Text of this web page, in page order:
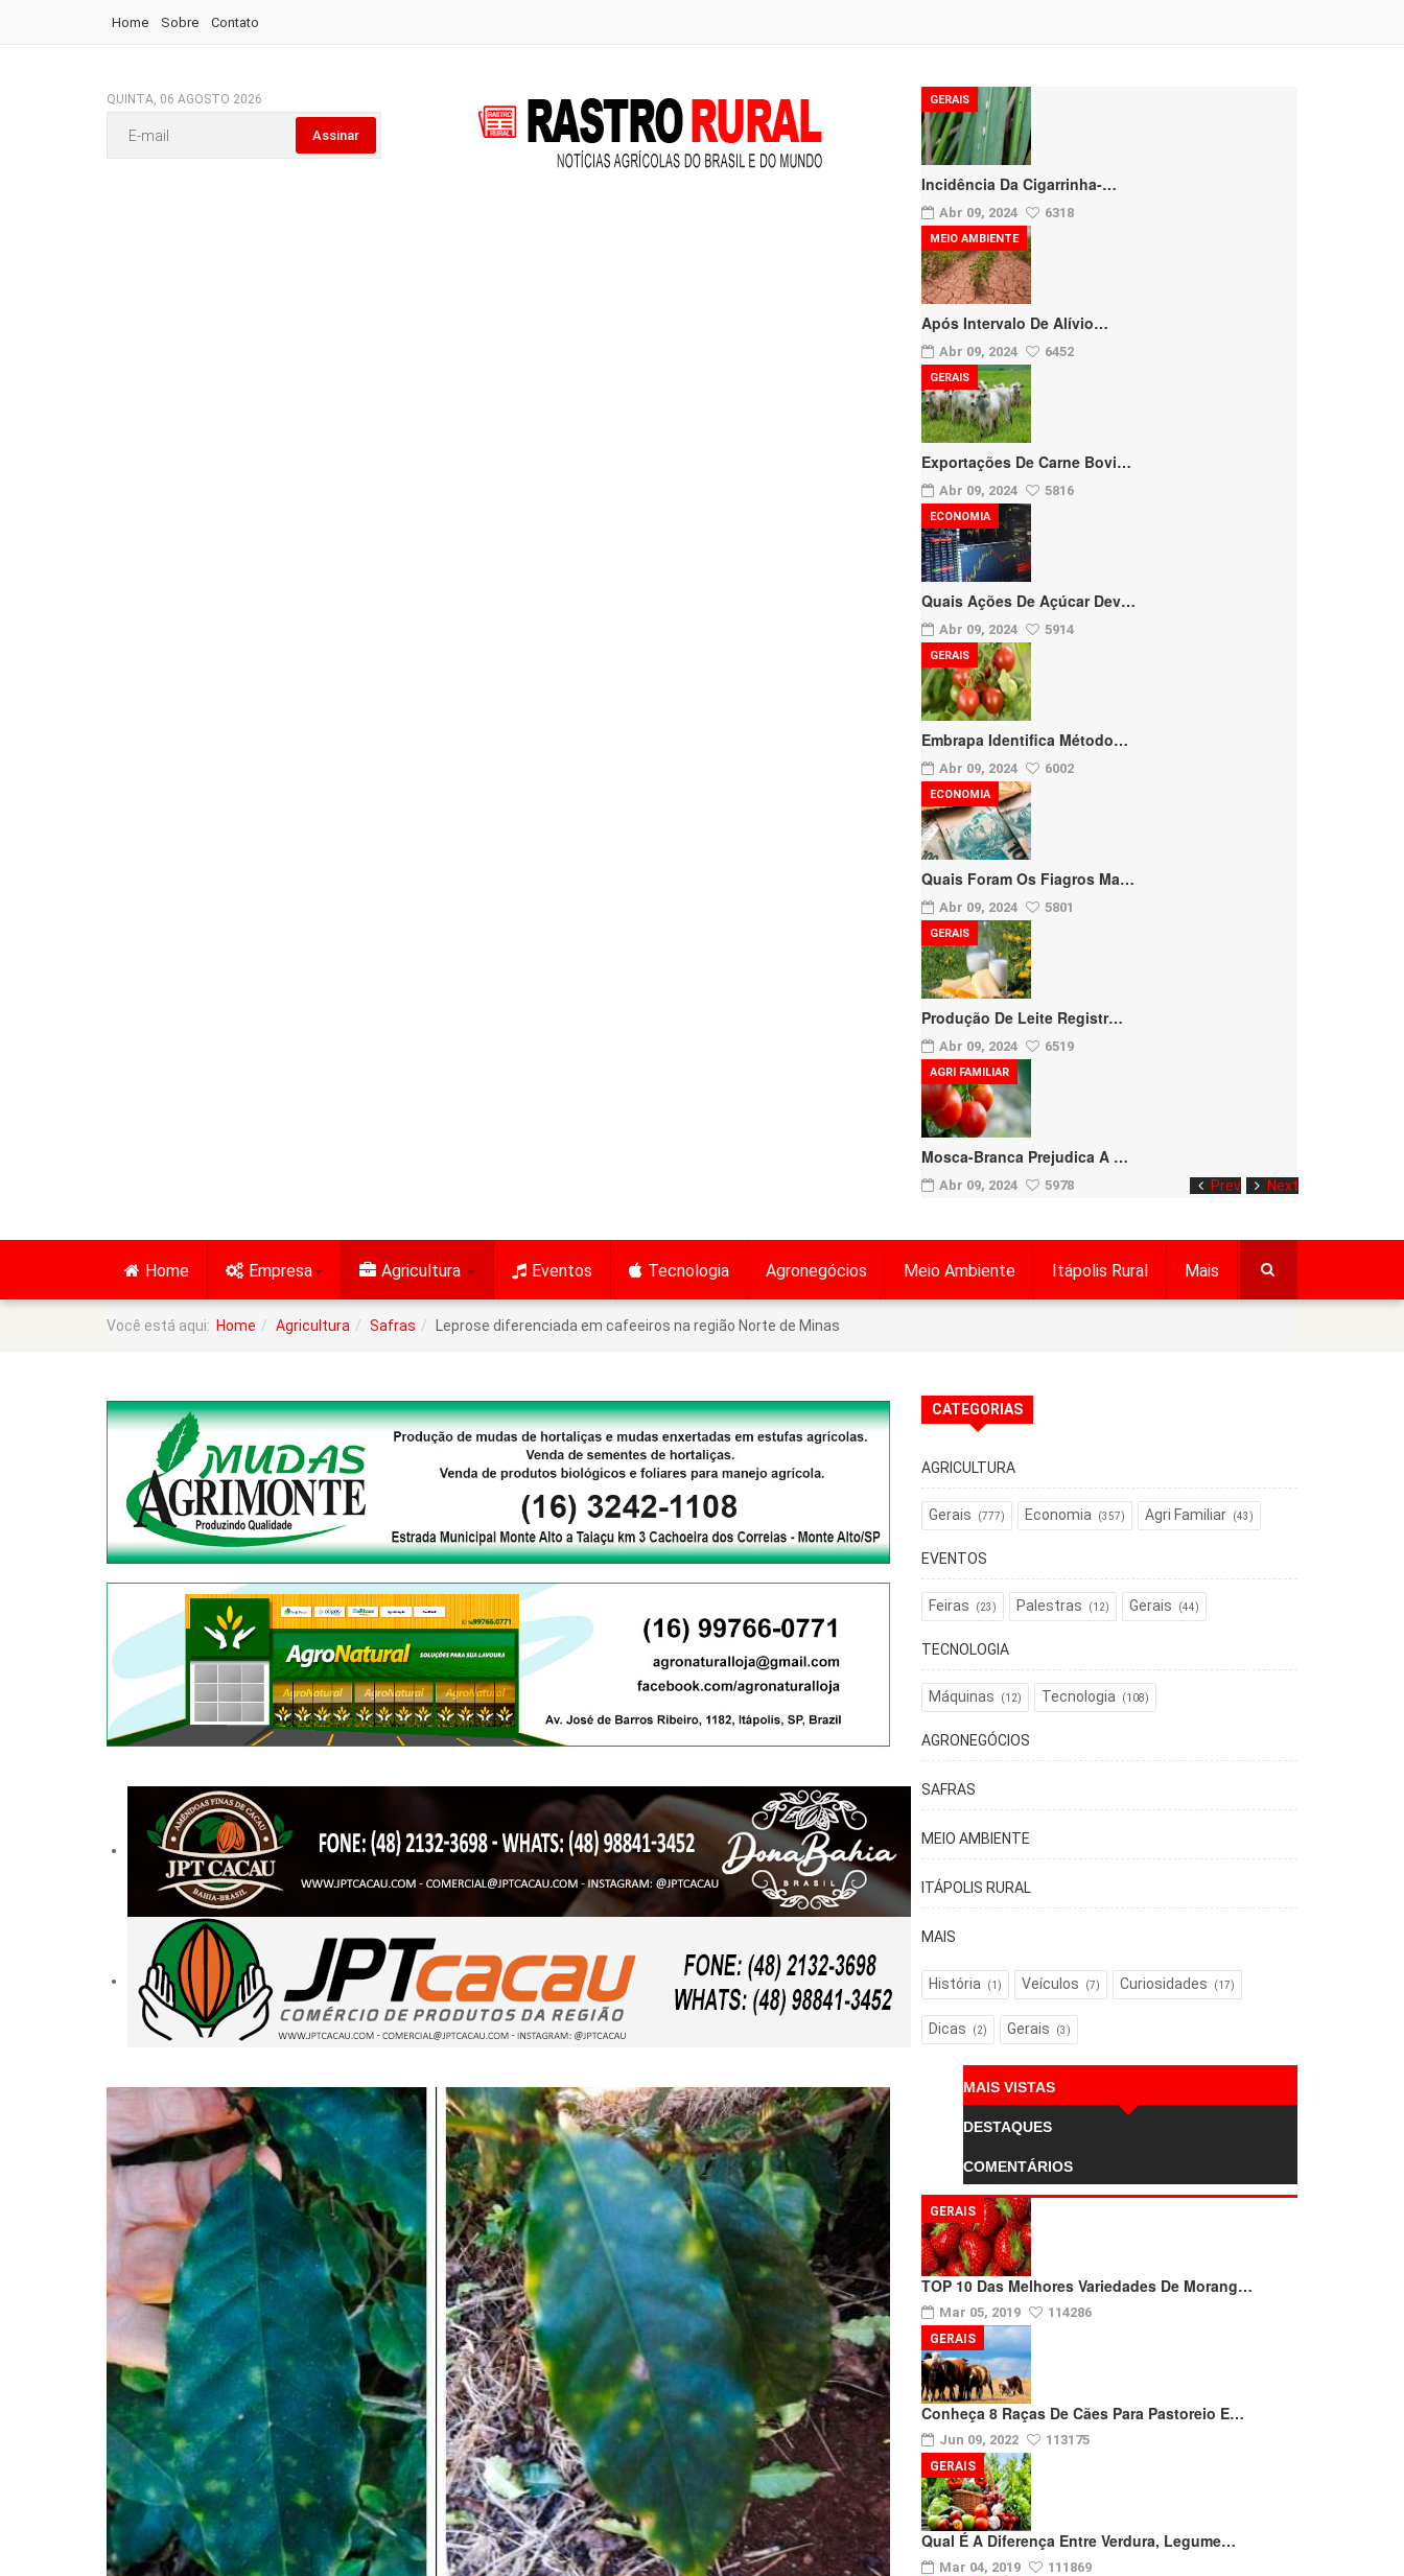
Home Sobre Contato
QUINTA, 06 AGOSTO 2026
Prev Next
Incidência Da Cigarrinha-…
Abr 09, 2024 6318
GERAIS
Após Intervalo De Alívio…
Abr 09, 2024 6452
MEIO AMBIENTE
Exportações De Carne Bovi…
Abr 09, 2024 5816
GERAIS
Quais Ações De Açúcar Dev…
Abr 09, 2024 5914
ECONOMIA
Embrapa Identifica Método…
Abr 09, 2024 6002
GERAIS
Quais Foram Os Fiagros Ma…
Abr 09, 2024 5801
ECONOMIA
Produção De Leite Registr…
Abr 09, 2024 6519
GERAIS
Mosca-Branca Prejudica A …
Abr 09, 2024 5978
AGRI FAMILIAR
Home Empresa Agricultura Eventos Tecnologia Agronegócios Meio Ambiente Itápolis Rural Mais
Você está aqui: Home Agricultura Safras Leprose diferenciada em cafeeiros na região Norte de Minas
CATEGORIAS
AGRICULTURA
Gerais (777) Economia (357) Agri Familiar (43)
EVENTOS
Feiras (23) Palestras (12) Gerais (44)
TECNOLOGIA
Máquinas (12) Tecnologia (108)
AGRONEGÓCIOS
SAFRAS
MEIO AMBIENTE
ITÁPOLIS RURAL
MAIS
História (1) Veículos (7) Curiosidades (17)
Dicas (2) Gerais (3)
MAIS VISTAS
DESTAQUES
COMENTÁRIOS
TOP 10 Das Melhores Variedades De Morang…
Mar 05, 2019 114286
GERAIS
Conheça 8 Raças De Cães Para Pastoreio E…
Jun 09, 2022 113175
GERAIS
Qual É A Diferença Entre Verdura, Legume…
Mar 04, 2019 111869
GERAIS